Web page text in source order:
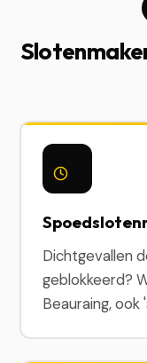
Dichtgevallen
geblokkeerd?
Beauraing,